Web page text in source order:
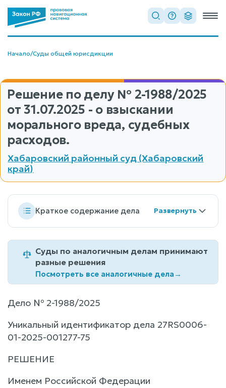
Начало/Суды общей юрисдикции
Решение по делу № 2-1988/2025
от 31.07.2025 - о взыскании
морального вреда, судебных
расходов.
Хабаровский районный суд (Хабаровский
край)
Краткое содержание дела
Суды по аналогичным делам принимают
разные решения
Посмотреть все аналогичные дела→
Дело № 2-1988/2025
Уникальный идентификатор дела 27RS0006-
01-2025-001277-75
РЕШЕНИЕ
Именем Российской Федерации